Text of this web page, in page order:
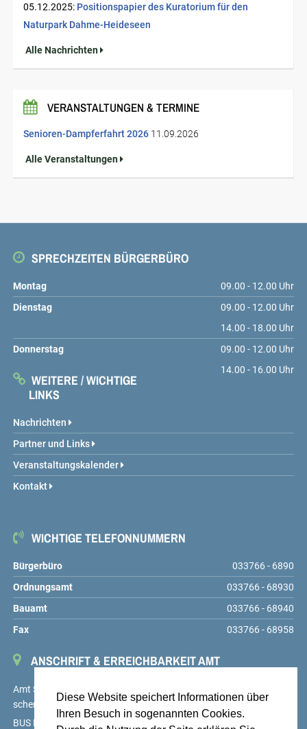
Diese Website speichert Informationen über
Ihren Besuch in sogenannten Cookies.
05.12.2025: Positionspapier des Kuratorium für den
Naturpark Dahme-Heideseen
Alle Nachrichten
VERANSTALTUNGEN & TERMINE
Senioren-Dampferfahrt 2026 11.09.2026
Alle Veranstaltungen
SPRECHZEITEN BÜRGERBÜRO
Montag
09.00 - 12.00 Uhr
Dienstag
09.00 - 12.00 Uhr
14.00 - 18.00 Uhr
Donnerstag
09.00 - 12.00 Uhr
14.00 - 16.00 Uhr
WEITERE / WICHTIGE
LINKS
Nachrichten
Partner und Links
Veranstaltungskalender
Kontakt
WICHTIGE TELEFONNUMMERN
Bürgerbüro
033766 - 6890
Ordnungsamt
033766 - 68930
Bauamt
033766 - 68940
Fax
033766 - 68958
ANSCHRIFT & ERREICHBARKEIT AMT
Amt Schenkenländchen, Markt 9, 15755 Teupitz,
schenkenlaendchen.de
BUS Linien 725, 726 und 727, Haltestelle Teupitz, Markt